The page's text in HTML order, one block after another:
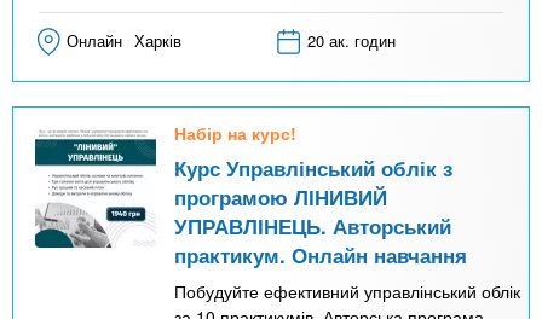
Онлайн Харків 20 ак. годин
Набір на курс!
Курс Управлінський облік з
програмою ЛІНИВИЙ
УПРАВЛІНЕЦЬ. Авторський
практикум. Онлайн навчання
Побудуйте ефективний управлінський облік